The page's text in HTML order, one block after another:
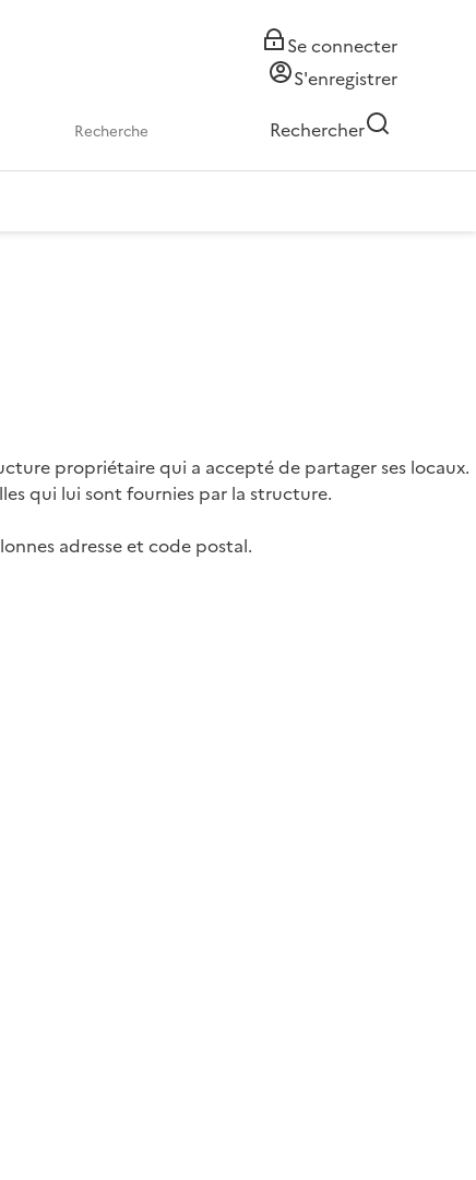
Se connecter
S'enregistrer
Rechercher
propriétaire qui a accepté de partager ses locaux.
qui lui sont fournies par la structure.
adresse et code postal.